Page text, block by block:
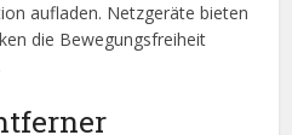
aufladen. Netzgeräte bieten
die Bewegungsfreiheit